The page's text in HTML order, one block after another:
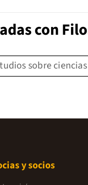
con
sobre
y socios